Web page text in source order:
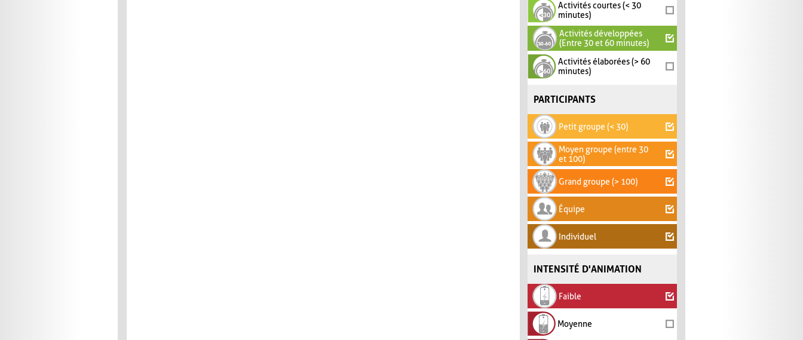
Activités courtes (< 30
minutes)
Activités développées
(Entre 30 et 60 minutes)
Activités élaborées (> 60
minutes)
PARTICIPANTS
Petit groupe (< 30)
Moyen groupe (entre 30
et 100)
Grand groupe (> 100)
Équipe
Individuel
INTENSITÉ D'ANIMATION
Faible
Moyenne